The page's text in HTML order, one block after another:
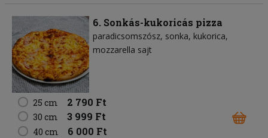
6. Sonkás-kukoricás pizza
paradicsomszósz sonka kukorica
mozzarella sajt
25 cm 2 790 Ft
30 cm 3 999 Ft
40 cm 6 000 Ft